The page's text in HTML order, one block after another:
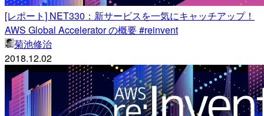
[レポート] NET330：新サービスを一気にキャッチアップ！
AWS Global Accelerator の概要 #reinvent
菊池修治
2018.12.02